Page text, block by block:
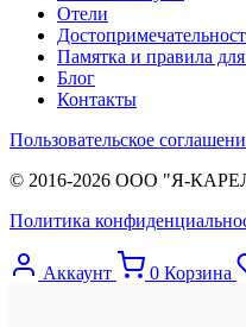
Отели
Памятка и правила
Блог
Контакты
Пользовательское
© 2016-2026 ООО "Я-
Политика
Аккаунт 0 Корзина